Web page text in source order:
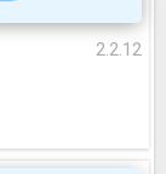
2.2.12